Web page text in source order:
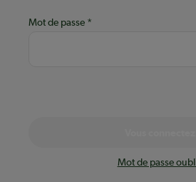
Mot de passe
Mot de passe